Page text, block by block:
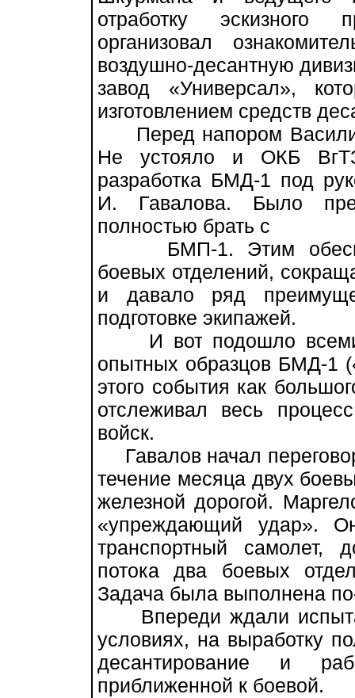
отработку эскизного
организовал
воздушно-десантную
завод «Универсал»,
изготовлением средств
Перед напором
Не устояло и ОКБ
разработка БМД-1 под
И. Гавалова. Было
полностью брать с
БМП-1. Этим
боевых отделений,
и давало ряд
подготовке экипажей.
И вот подошло всеми
опытных образцов БМД-1
этого события как
отслеживал весь
войск.
Гавалов начал
течение месяца двух
железной дорогой.
«упреждающий удар».
транспортный самолет,
потока два боевых
Задача была выполнена
Впереди ждали
условиях, на выработку
десантирование и
приближенной к боевой.